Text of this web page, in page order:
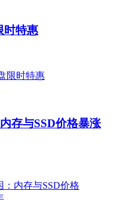
时特惠
存与SSD价格暴涨